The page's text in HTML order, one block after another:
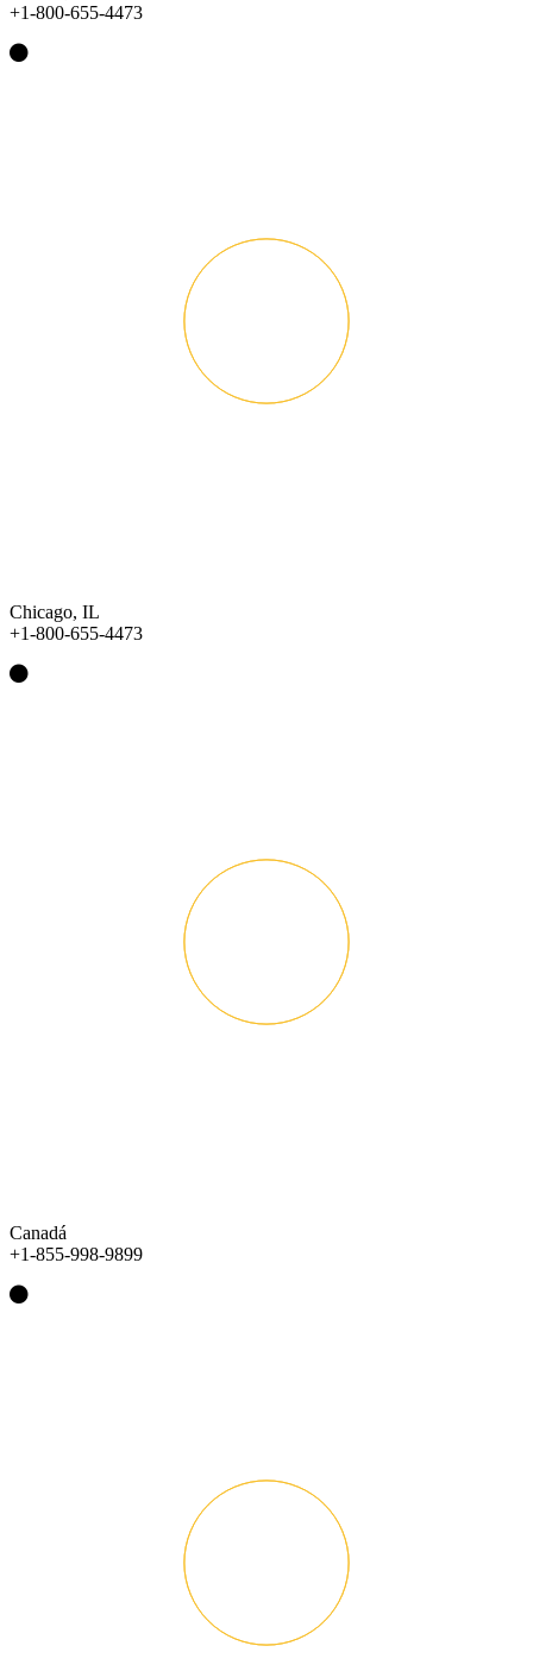
+1-800-655-4473
Chicago, IL
+1-800-655-4473
Canadá
+1-855-998-9899